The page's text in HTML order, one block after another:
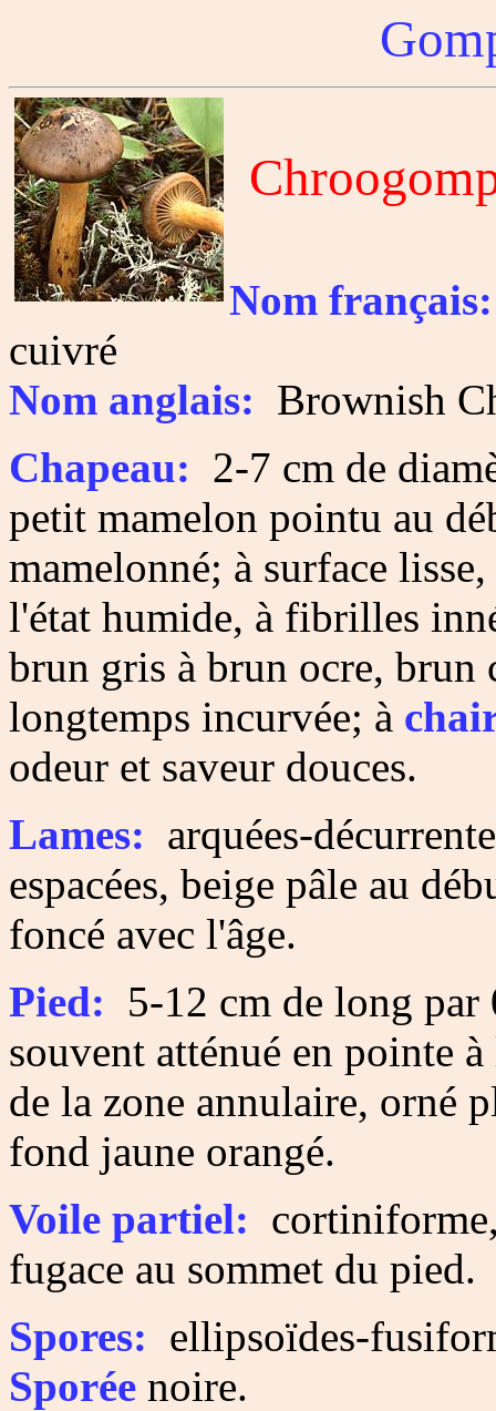
Nom français:
cuivré
Nom anglais: Brownish
Chapeau: 2-7 cm de
petit mamelon pointu au
mamelonné; à surface
l'état humide, à fibrilles
brun gris à brun ocre,
longtemps incurvée; à
odeur et saveur douces.
Lames: arquées-
espacées, beige pâle au
foncé avec l'âge.
Pied: 5-12 cm de long par
souvent atténué en pointe
de la zone annulaire, orné
fond jaune orangé.
Voile partiel:
fugace au sommet du pied.
Spores: ellipsoïdes-
Sporée noire.